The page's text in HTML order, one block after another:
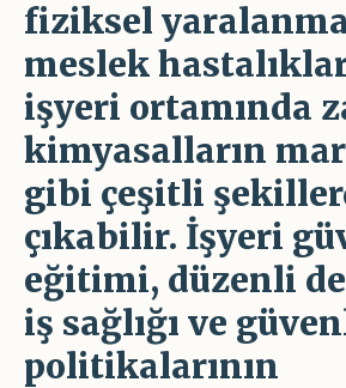
fiziksel
meslek
işyeri ortamında
kimyasalların
gibi çeşitli
çıkabilir. İşyeri
eğitimi, düzenli
iş sağlığı ve
politikalarının